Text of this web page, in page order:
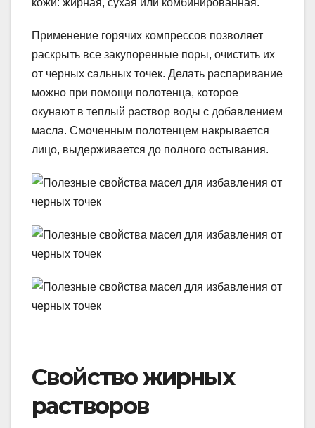
Применение горячих компрессов позволяет
раскрыть все закупоренные поры, очистить их
от черных сальных точек. Делать распаривание
можно при помощи полотенца, которое
окунают в теплый раствор воды с добавлением
масла. Смоченным полотенцем накрывается
лицо, выдерживается до полного остывания.
Свойство жирных
растворов